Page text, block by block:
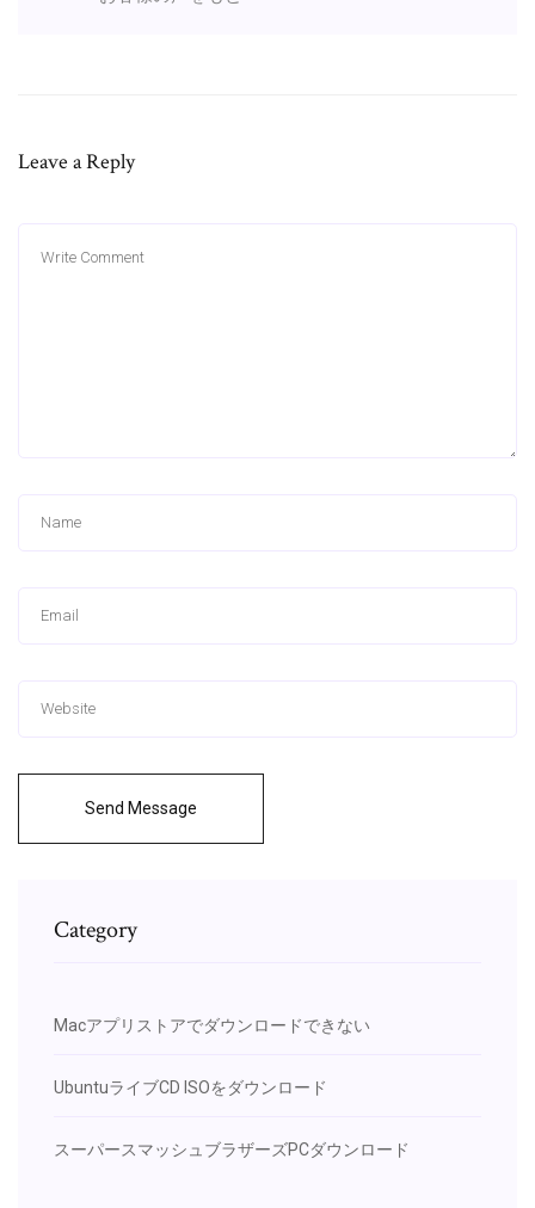
Leave a Reply
Send Message
Category
Macアプリストアでダウンロードできない
UbuntuライブCD ISOをダウンロード
スーパースマッシュブラザーズPCダウンロード